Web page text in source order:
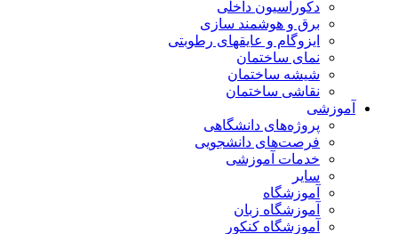
دکوراسیون داخلی
برق و هوشمند سازی
ایزوگام و عایقهای رطوبتی
نمای ساختمان
شیشه ساختمان
نقاشی ساختمان
آموزشی
پروژه‌های دانشگاهی
فرصت‌های دانشجویی
خدمات آموزشی
سایر
آموزشگاه
آموزشگاه زبان
آموزشگاه کنکور